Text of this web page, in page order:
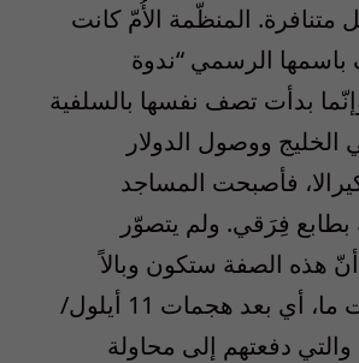
متنافرة. المنظّمة الأُمّ كانت
باسمها الرسمي “ندوة
بدأت تصف نفسها بالسلفية
الخليج ووصول الدولار
فأصبحت المساجد
فِرَقي. ولم يتصوّر
أنّ هذه الصفة ستكون وبالاً
عليهم في وقت ما، أي بعد هجمات 11 أيلول/
2001، والتي دفعتهم إلى محاولة